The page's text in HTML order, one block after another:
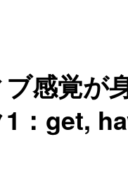
感覚が
：get,